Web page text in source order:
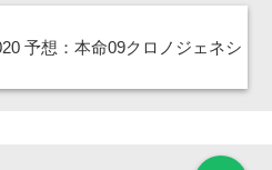
予想：本命09クロノジェネシ